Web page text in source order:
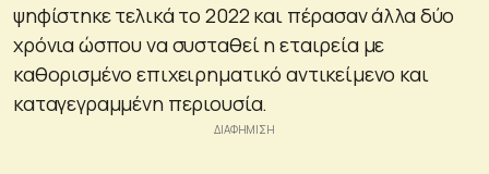
ψηφίστηκε τελικά το 2022 και πέρασαν άλλα δύο
χρόνια ώσπου να συσταθεί η εταιρεία με
καθορισμένο επιχειρηματικό αντικείμενο και
καταγεγραμμένη περιουσία.